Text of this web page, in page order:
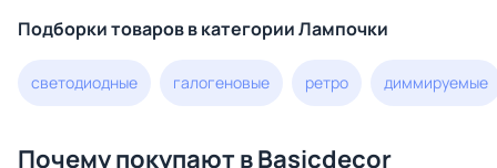
Подборки товаров в категории Лампочки
светодиодные галогеновые ретро диммируемые
Почему покупают в Basicdecor